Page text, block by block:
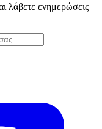
λάβετε ενημερώσεις